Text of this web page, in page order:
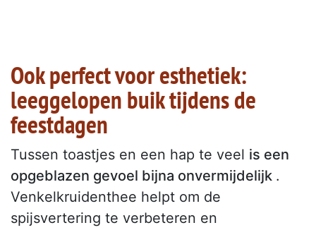
Ook perfect voor esthetiek:
leeggelopen buik tijdens de
feestdagen
Tussen toastjes en een hap te veel is een
opgeblazen gevoel bijna onvermijdelijk .
Venkelkruidenthee helpt om de
spijsvertering te verbeteren en